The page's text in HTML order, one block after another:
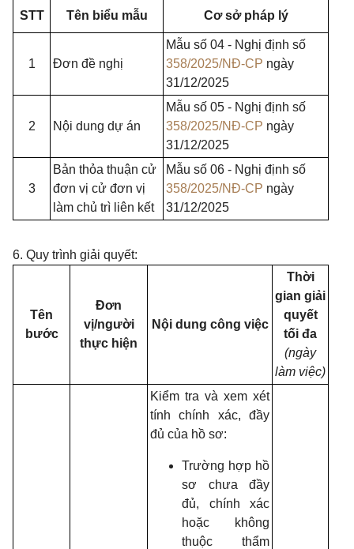
STT Tên biểu mẫu Cơ sở pháp lý
1 Đơn đề nghị
Mẫu số 04 - Nghị định số
358/2025/NĐ-CP ngày
31/12/2025
2 Nội dung dự án
Mẫu số 05 - Nghị định số
358/2025/NĐ-CP ngày
31/12/2025
3
Bản thỏa thuận cử
đơn vị cử đơn vị
làm chủ trì liên kết
Mẫu số 06 - Nghị định số
358/2025/NĐ-CP ngày
31/12/2025
6. Quy trình giải quyết:
Tên
bước
Đơn
vị/người
thực hiện
Nội dung công việc
Thời
gian giải
quyết
tối đa
(ngày
làm việc)
Kiểm tra và xem xét
tính chính xác, đầy
đủ của hồ sơ:
Trường hợp hồ
sơ chưa đầy
đủ, chính xác
hoặc không
thuộc thẩm